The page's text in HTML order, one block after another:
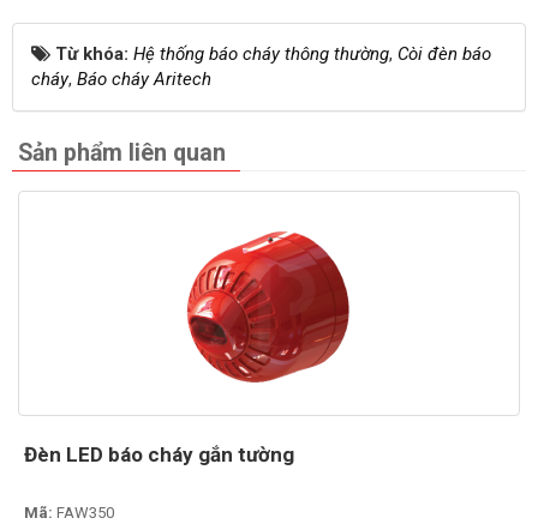
Từ khóa: Hệ thống báo cháy thông thường, Còi đèn báo
cháy, Báo cháy Aritech
Sản phẩm liên quan
Đèn LED báo cháy gắn tường
Mã: FAW350